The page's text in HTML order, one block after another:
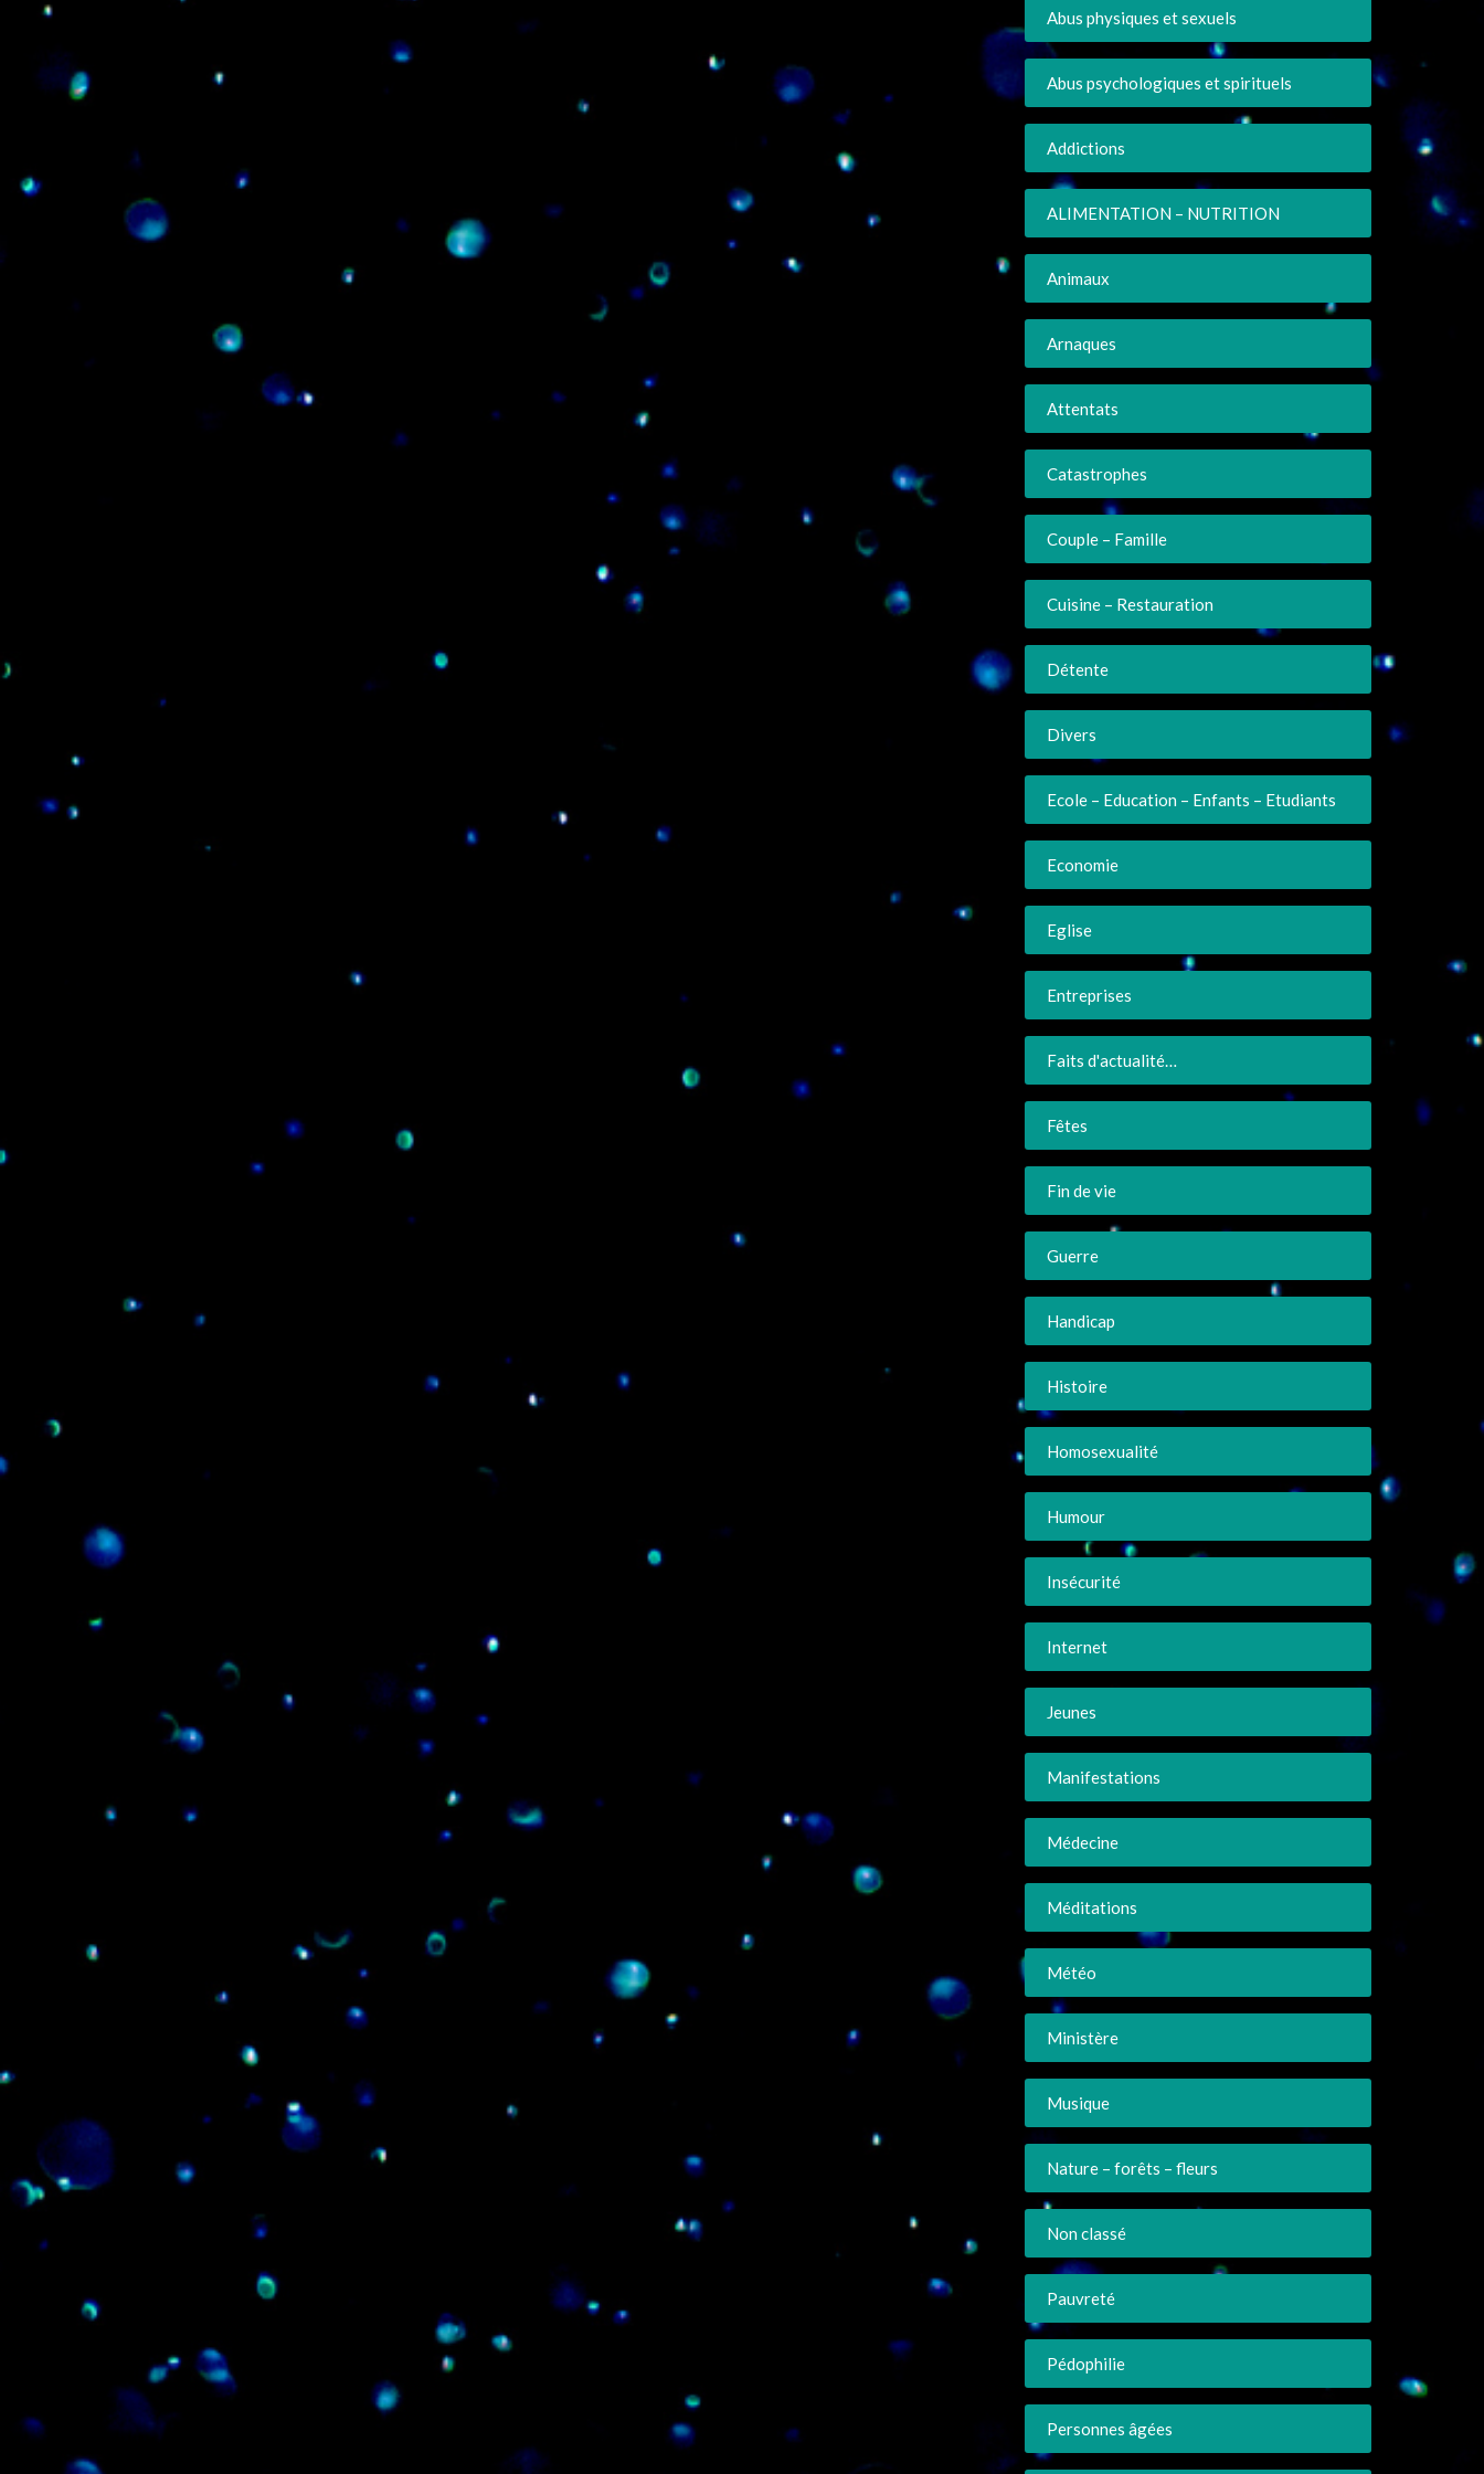
Abus physiques et sexuels
Abus psychologiques et spirituels
Addictions
ALIMENTATION – NUTRITION
Animaux
Arnaques
Attentats
Catastrophes
Couple – Famille
Cuisine – Restauration
Détente
Divers
Ecole – Education – Enfants – Etudiants
Economie
Eglise
Entreprises
Faits d'actualité…
Fêtes
Fin de vie
Guerre
Handicap
Histoire
Homosexualité
Humour
Insécurité
Internet
Jeunes
Manifestations
Médecine
Méditations
Météo
Ministère
Musique
Nature – forêts – fleurs
Non classé
Pauvreté
Pédophilie
Personnes âgées